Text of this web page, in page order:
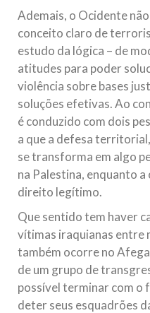
Ademais, o Ocidente
conceito claro de
estudo da lógica – de
atitudes para poder
violência sobre bases
soluções efetivas. Ao
é conduzido com dois
a que a defesa
se transforma em algo
na Palestina, enquanto
direito legítimo.
Que sentido tem haver
vítimas iraquianas entre
também ocorre no
de um grupo de
possível terminar com o
deter seus esquadrões